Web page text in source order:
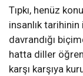
Tıpkı, henüz
insanlık tarihinin
davrandığı
hatta diller
karşı karşıya